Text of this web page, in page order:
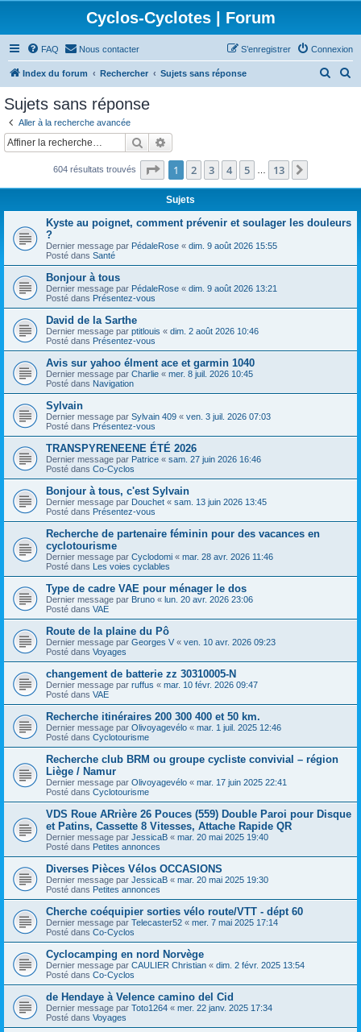
Cyclos-Cyclotes | Forum
FAQ Nous contacter Connexion
S’enregistrer
Index du forum Rechercher Sujets sans réponse
c
c
e
Sujets sans réponse
Aller à la recherche avancée
Rechercher
604 résultats trouvés Page 1sur13
1 2 3 4 5 13
Sujets
Kyste au poignet, comment prévenir et soulager les douleurs
?
Dernier message par PédaleRose « dim. 9 août 2026 15:55
Posté dans Santé
Bonjour à tous
Dernier message par PédaleRose « dim. 9 août 2026 13:21
Posté dans Présentez-vous
David de la Sarthe
Dernier message par ptitlouis « dim. 2 août 2026 10:46
Posté dans Présentez-vous
Avis sur yahoo élment ace et garmin 1040
Dernier message par Charlie « mer. 8 juil. 2026 10:45
Posté dans Navigation
Sylvain
Dernier message par Sylvain 409 « ven. 3 juil. 2026 07:03
Posté dans Présentez-vous
TRANSPYRENEENE ÉTÉ 2026
Dernier message par Patrice « sam. 27 juin 2026 16:46
Posté dans Co-Cyclos
Bonjour à tous, c'est Sylvain
Dernier message par Douchet « sam. 13 juin 2026 13:45
Posté dans Présentez-vous
Recherche de partenaire féminin pour des vacances en
cyclotourisme
Dernier message par Cyclodomi « mar. 28 avr. 2026 11:46
Posté dans Les voies cyclables
Type de cadre VAE pour ménager le dos
Dernier message par Bruno « lun. 20 avr. 2026 23:06
Posté dans VAE
Route de la plaine du Pô
Dernier message par Georges V « ven. 10 avr. 2026 09:23
Posté dans Voyages
changement de batterie zz 30310005-N
Dernier message par ruffus « mar. 10 févr. 2026 09:47
Posté dans VAE
Recherche itinéraires 200 300 400 et 50 km.
Dernier message par Olivoyagevélo « mar. 1 juil. 2025 12:46
Posté dans Cyclotourisme
Recherche club BRM ou groupe cycliste convivial – région
Liège / Namur
Dernier message par Olivoyagevélo « mar. 17 juin 2025 22:41
Posté dans Cyclotourisme
VDS Roue ARrière 26 Pouces (559) Double Paroi pour Disque
et Patins, Cassette 8 Vitesses, Attache Rapide QR
Dernier message par JessicaB « mar. 20 mai 2025 19:40
Posté dans Petites annonces
Diverses Pièces Vélos OCCASIONS
Dernier message par JessicaB « mar. 20 mai 2025 19:30
Posté dans Petites annonces
Cherche coéquipier sorties vélo route/VTT - dépt 60
Dernier message par Telecaster52 « mer. 7 mai 2025 17:14
Posté dans Co-Cyclos
Cyclocamping en nord Norvège
Dernier message par CAULIER Christian « dim. 2 févr. 2025 13:54
Posté dans Co-Cyclos
de Hendaye à Velence camino del Cid
Dernier message par Toto1264 « mer. 22 janv. 2025 17:34
Posté dans Voyages